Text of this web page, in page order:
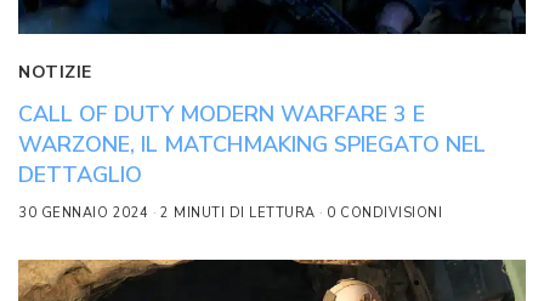
NOTIZIE
CALL OF DUTY MODERN WARFARE 3 E
WARZONE, IL MATCHMAKING SPIEGATO NEL
DETTAGLIO
30 GENNAIO 2024 2 MINUTI DI LETTURA 0 CONDIVISIONI